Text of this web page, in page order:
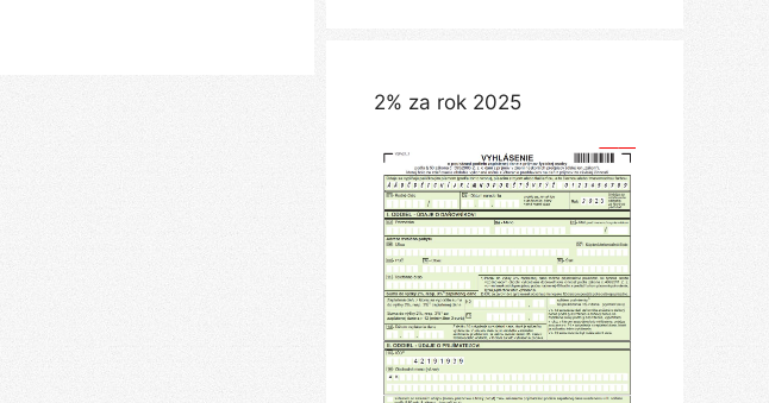
2% za rok 2025